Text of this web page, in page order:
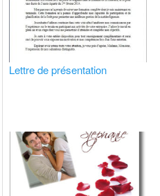
Lettre de présentation